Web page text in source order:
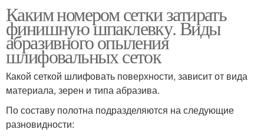
Каким номером сетки затирать
финишную шпаклевку. Виды
абразивного опыления
шлифовальных сеток
Какой сеткой шлифовать поверхности, зависит от вида
материала, зерен и типа абразива.
По составу полотна подразделяются на следующие
разновидности: